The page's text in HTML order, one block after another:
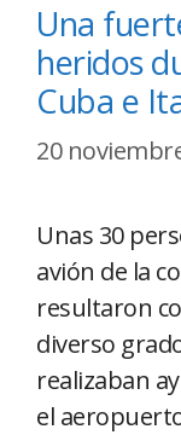
Una
heridos
Cuba e
20
Unas 30
avión de la
resultaron
diverso
realizaban
el